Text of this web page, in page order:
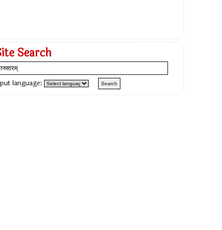
Search
language: